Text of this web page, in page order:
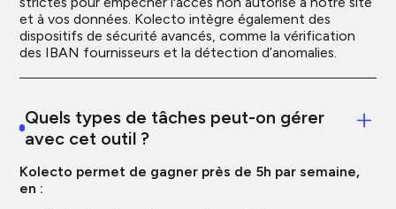
et à vos données. Kolecto intègre également des
dispositifs de sécurité avancés, comme la vérification
des IBAN fournisseurs et la détection d’anomalies.
Quels types de tâches peut-on gérer
avec cet outil ?
Kolecto permet de gagner près de 5h par semaine,
en :